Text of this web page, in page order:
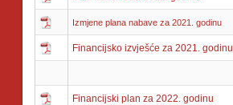
Izmjene plana nabave za 2021. godinu
Financijsko izvješće za 2021. godinu
Financijski plan za 2022. godinu